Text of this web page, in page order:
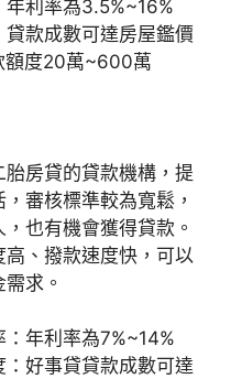
利率為3.5%~16%
款成數可達房屋鑑價
額度20萬~600萬
房貸的貸款機構，提
審核標準較為寬鬆，
也有機會獲得貸款。
高、撥款速度快，可以
求。
年利率為7%~14%
好事貸貸款成數可達